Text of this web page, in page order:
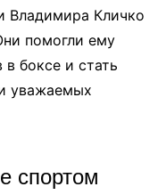
Владимира Кличко
помогли ему
в боксе и стать
уважаемых
спортом